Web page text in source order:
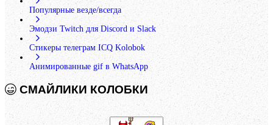
Популярные везде/всегда
Эмодзи Twitch для Discord и Slack
Cтикеры телеграм ICQ Kolobok
Анимированные gif в WhatsApp
СМАЙЛИКИ КОЛОБКИ